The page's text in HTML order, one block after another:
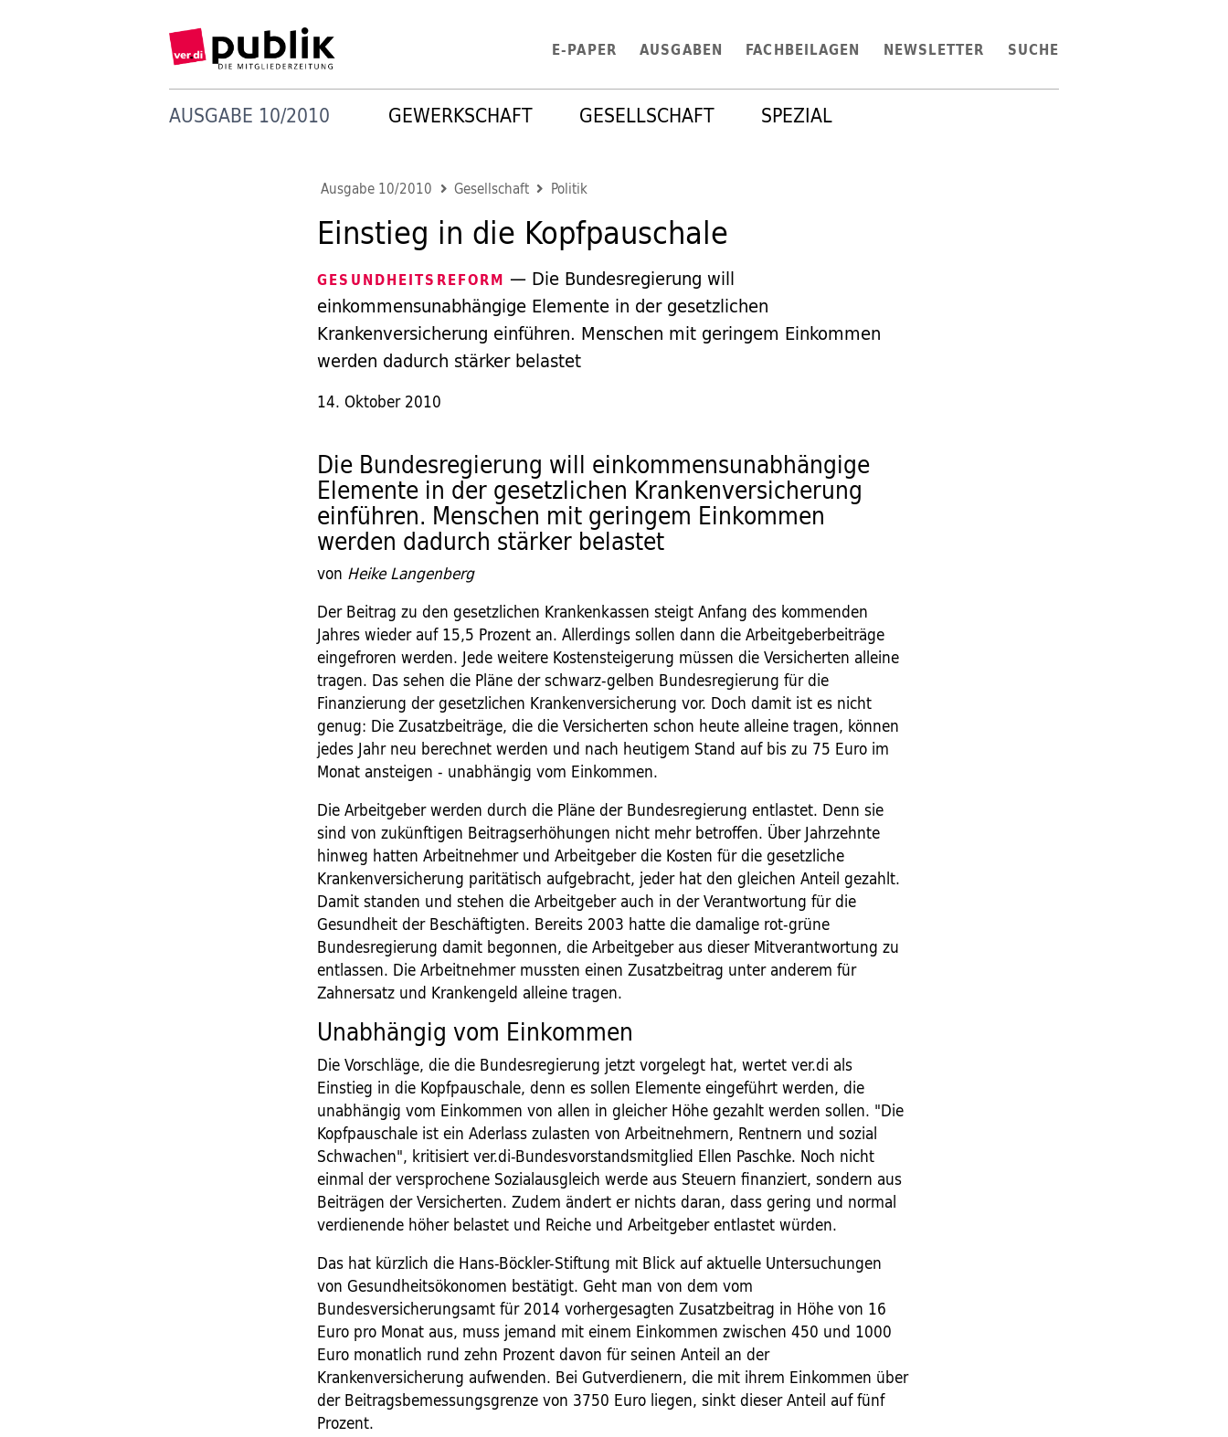
E-PAPER AUSGABEN FACHBEILAGEN NEWSLETTER SUCHE
AUSGABE 10/2010 GEWERKSCHAFT GESELLSCHAFT SPEZIAL
Ausgabe 10/2010 Gesellschaft Politik
Einstieg in die Kopfpauschale
GESUNDHEITSREFORM — Die Bundesregierung will
einkommensunabhängige Elemente in der gesetzlichen
Krankenversicherung einführen. Menschen mit geringem Einkommen
werden dadurch stärker belastet
14. Oktober 2010
Die Bundesregierung will einkommensunabhängige
Elemente in der gesetzlichen Krankenversicherung
einführen. Menschen mit geringem Einkommen
werden dadurch stärker belastet
von Heike Langenberg
Der Beitrag zu den gesetzlichen Krankenkassen steigt Anfang des kommenden
Jahres wieder auf 15,5 Prozent an. Allerdings sollen dann die Arbeitgeberbeiträge
eingefroren werden. Jede weitere Kostensteigerung müssen die Versicherten alleine
tragen. Das sehen die Pläne der schwarz-gelben Bundesregierung für die
Finanzierung der gesetzlichen Krankenversicherung vor. Doch damit ist es nicht
genug: Die Zusatzbeiträge, die die Versicherten schon heute alleine tragen, können
jedes Jahr neu berechnet werden und nach heutigem Stand auf bis zu 75 Euro im
Monat ansteigen - unabhängig vom Einkommen.
Die Arbeitgeber werden durch die Pläne der Bundesregierung entlastet. Denn sie
sind von zukünftigen Beitragserhöhungen nicht mehr betroffen. Über Jahrzehnte
hinweg hatten Arbeitnehmer und Arbeitgeber die Kosten für die gesetzliche
Krankenversicherung paritätisch aufgebracht, jeder hat den gleichen Anteil gezahlt.
Damit standen und stehen die Arbeitgeber auch in der Verantwortung für die
Gesundheit der Beschäftigten. Bereits 2003 hatte die damalige rot-grüne
Bundesregierung damit begonnen, die Arbeitgeber aus dieser Mitverantwortung zu
entlassen. Die Arbeitnehmer mussten einen Zusatzbeitrag unter anderem für
Zahnersatz und Krankengeld alleine tragen.
Unabhängig vom Einkommen
Die Vorschläge, die die Bundesregierung jetzt vorgelegt hat, wertet ver.di als
Einstieg in die Kopfpauschale, denn es sollen Elemente eingeführt werden, die
unabhängig vom Einkommen von allen in gleicher Höhe gezahlt werden sollen. "Die
Kopfpauschale ist ein Aderlass zulasten von Arbeitnehmern, Rentnern und sozial
Schwachen", kritisiert ver.di-Bundesvorstandsmitglied Ellen Paschke. Noch nicht
einmal der versprochene Sozialausgleich werde aus Steuern finanziert, sondern aus
Beiträgen der Versicherten. Zudem ändert er nichts daran, dass gering und normal
verdienende höher belastet und Reiche und Arbeitgeber entlastet würden.
Das hat kürzlich die Hans-Böckler-Stiftung mit Blick auf aktuelle Untersuchungen
von Gesundheitsökonomen bestätigt. Geht man von dem vom
Bundesversicherungsamt für 2014 vorhergesagten Zusatzbeitrag in Höhe von 16
Euro pro Monat aus, muss jemand mit einem Einkommen zwischen 450 und 1000
Euro monatlich rund zehn Prozent davon für seinen Anteil an der
Krankenversicherung aufwenden. Bei Gutverdienern, die mit ihrem Einkommen über
der Beitragsbemessungsgrenze von 3750 Euro liegen, sinkt dieser Anteil auf fünf
Prozent.